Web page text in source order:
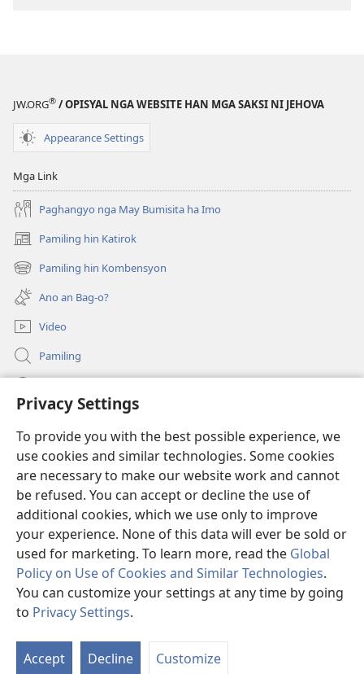
Privacy Settings
To provide you with the best possible experience, we
use cookies and similar technologies. Some cookies
are necessary to make our website work and cannot
be refused. You can accept or decline the use of
additional cookies, which we use only to improve
your experience. None of this data will ever be sold or
used for marketing. To learn more, read the Global
Policy on Use of Cookies and Similar Technologies.
You can customize your settings at any time by going
to Privacy Settings.
Accept Decline Customize
JW.ORG® / OPISYAL NGA WEBSITE HAN MGA SAKSI NI JEHOVA
Appearance Settings
Mga Link
Paghangyo nga May Bumisita ha Imo
Pamiling hin Katirok
(opens
new
window)
Pamiling hin Kombensyon
(opens
new
window)
Ano an Bag-o?
Video
Pamiling
(opens
window)Watchtower ONLINE LIBRARY
(opens
new
window)JW Hub ®
(opens
new
window)
Copyright© 2026 Watch Tower Bible and Tract Society of Pennsylvania.
MGA KONDISYON HA PAGGAMIT